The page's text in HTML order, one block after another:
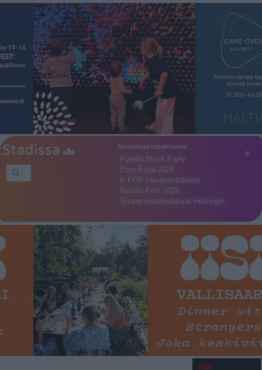
+
Suosittuja tapahtumia
Puotila Block Party
Etno-Espa 2026
K-POP Huvipuistobileet
Rastila Fest 2026
Suuret risteilyalukset Helsingin…